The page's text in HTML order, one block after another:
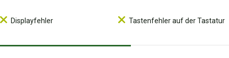
Displayfehler Tastenfehler auf der Tastatur